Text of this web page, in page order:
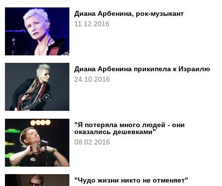
Диана Арбенина, рок-музыкант
11.12.2016
Диана Арбенина прикипела к Израилю
24.10.2016
"Я потеряла много людей - они
оказались дешевками"
08.02.2016
"Чудо жизни никто не отменяет"